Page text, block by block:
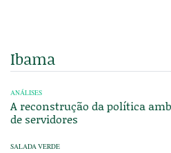
Ibama
ANÁLISES
A reconstrução da política
de servidores
SALADA VERDE